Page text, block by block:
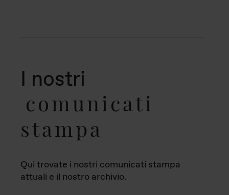
I nostri
comunicati
stampa
Qui trovate i nostri comunicati stampa
attuali e il nostro archivio.